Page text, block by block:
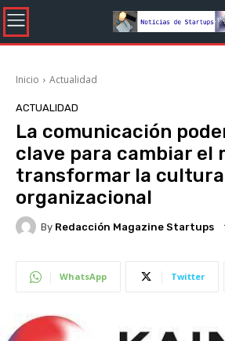
Inicio Actualidad
ACTUALIDAD
La comunicación
clave para cambiar el
transformar la cultura
organizacional
By Redacción Magazine Startups
WhatsApp Twitter